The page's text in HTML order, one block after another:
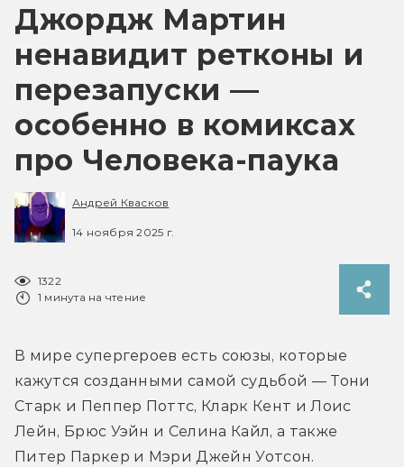
Джордж Мартин
ненавидит ретконы и
перезапуски —
особенно в комиксах
про Человека-паука
Андрей Квасков
14 ноября 2025 г.
1322
1 минута на чтение
В мире супергероев есть союзы, которые
кажутся созданными самой судьбой — Тони
Старк и Пеппер Поттс, Кларк Кент и Лоис
Лейн, Брюс Уэйн и Селина Кайл, а также
Питер Паркер и Мэри Джейн Уотсон.